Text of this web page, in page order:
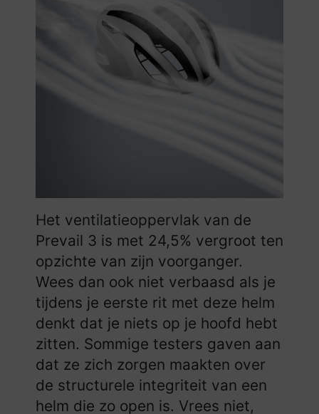
Het ventilatieoppervlak van de
Prevail 3 is met 24,5% vergroot ten
opzichte van zijn voorganger.
Wees dan ook niet verbaasd als je
tijdens je eerste rit met deze helm
denkt dat je niets op je hoofd hebt
zitten. Sommige testers gaven aan
dat ze zich zorgen maakten over
de structurele integriteit van een
helm die zo open is. Vrees niet,